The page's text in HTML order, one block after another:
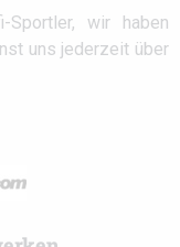
Sportler, wir haben
uns jederzeit über